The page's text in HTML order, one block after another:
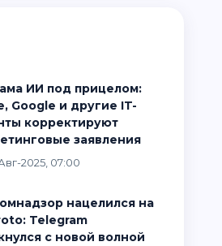
Google и другие IT-
корректируют
заявления
2025, 07:00
Telegram
с новой волной